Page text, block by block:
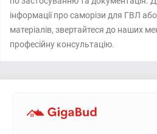
інформації про саморізи для ГВЛ
матеріалів, звертайтеся до наших
професійну консультацію.